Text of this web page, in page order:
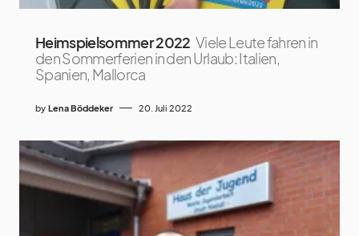
Heimspielsommer 2022 Viele Leute fahren in
den Sommerferien in den Urlaub: Italien,
Spanien, Mallorca
by Lena Böddeker 20. Juli 2022